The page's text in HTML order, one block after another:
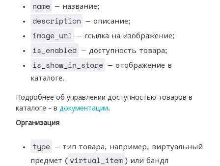
name — название;
description — описание;
image_url — ссылка на изображение;
is_enabled — доступность товара;
is_show_in_store
— отображение в
каталоге.
Подробнее об управлении доступностью товаров в
каталоге – в документации.
Организация
type
— тип товара, например, виртуальный
предмет ( virtual_item ) или бандл